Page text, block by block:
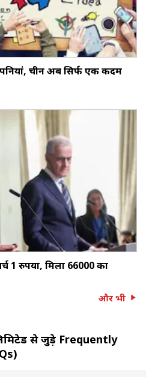
चीन अब सिर्फ एक कदम
1 रुपया, मिला ₹66000 का
और भी
से जुड़े Frequently